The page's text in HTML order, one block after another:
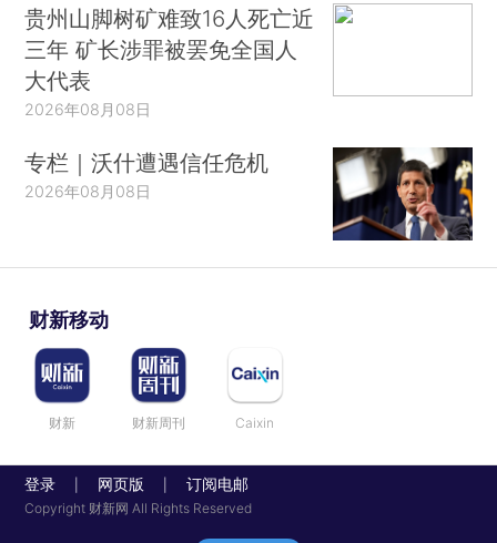
贵州山脚树矿难致16人死亡近
三年 矿长涉罪被罢免全国人
大代表
2026年08月08日
专栏｜沃什遭遇信任危机
2026年08月08日
财新移动
财新 财新周刊 Caixin
登录 网页版 订阅电邮
Copyright 财新网 All Rights Reserved